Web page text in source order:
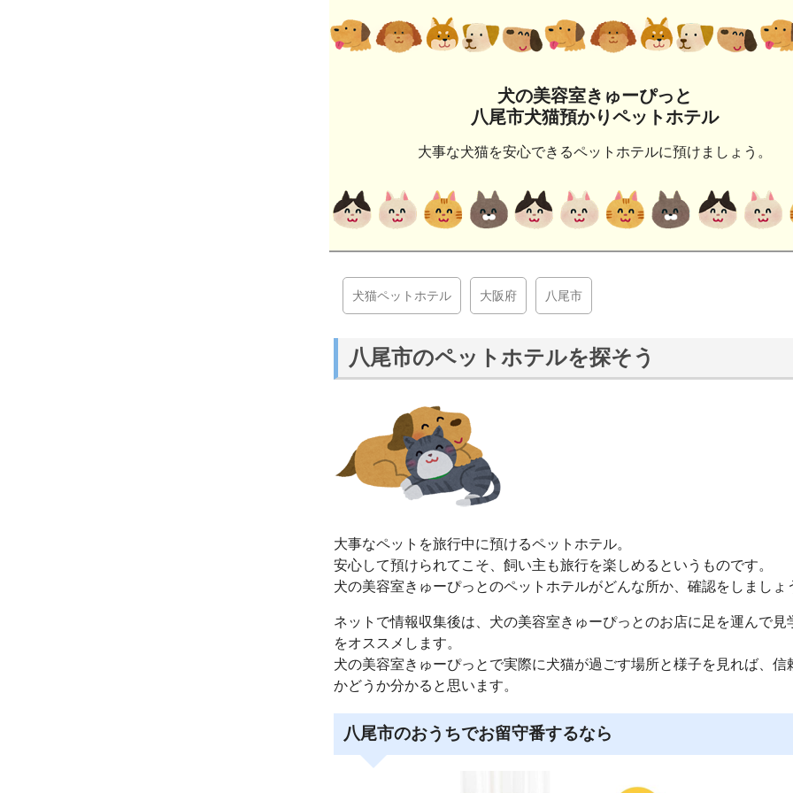
犬の美容室きゅーぴっと
八尾市犬猫預かりペットホテル
大事な犬猫を安心できるペットホテルに預けましょう。
犬猫ペットホテル 大阪府 八尾市
八尾市のペットホテルを探そう
大事なペットを旅行中に預けるペットホテル。
安心して預けられてこそ、飼い主も旅行を楽しめるというものです。
犬の美容室きゅーぴっとのペットホテルがどんな所か、確認をしましょ
ネットで情報収集後は、犬の美容室きゅーぴっとのお店に足を運んで見
をオススメします。
犬の美容室きゅーぴっとで実際に犬猫が過ごす場所と様子を見れば、信
かどうか分かると思います。
八尾市のおうちでお留守番するなら